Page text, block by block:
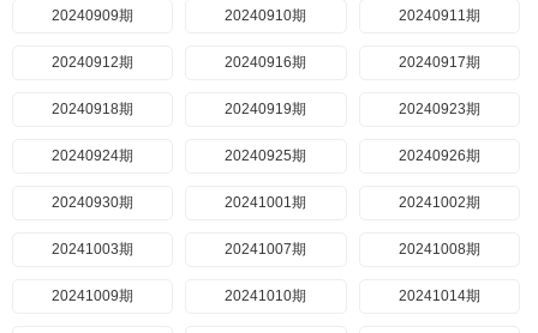
20240909期 20240910期 20240911期
20240912期 20240916期 20240917期
20240918期 20240919期 20240923期
20240924期 20240925期 20240926期
20240930期 20241001期 20241002期
20241003期 20241007期 20241008期
20241009期 20241010期 20241014期